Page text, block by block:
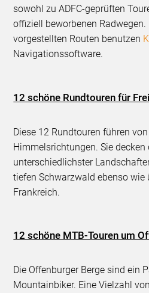
sowohl zu ADFC-geprüften
offiziell beworbenen
vorgestellten Routen benutzen
Navigationssoftware.
12 schöne Rundtouren für
Diese 12 Rundtouren führen
Himmelsrichtungen. Sie decken
unterschiedlichster
tiefen Schwarzwald ebenso wie
Frankreich.
12 schöne MTB-Touren um
Die Offenburger Berge sind ein
Mountainbiker. Eine Vielzahl